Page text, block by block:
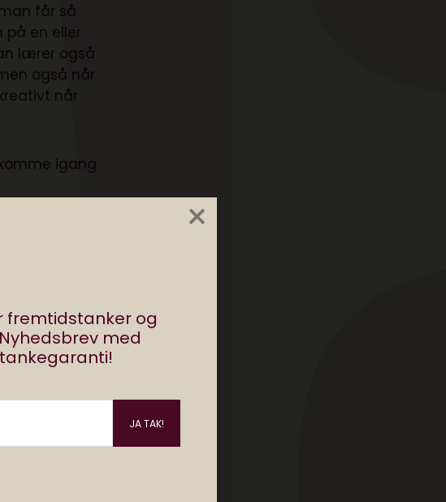
fremtidstanker og
med
×
får så
en eller
lærer også
også når
når
igang
steder,
man 13 eller
på min
det ligesom